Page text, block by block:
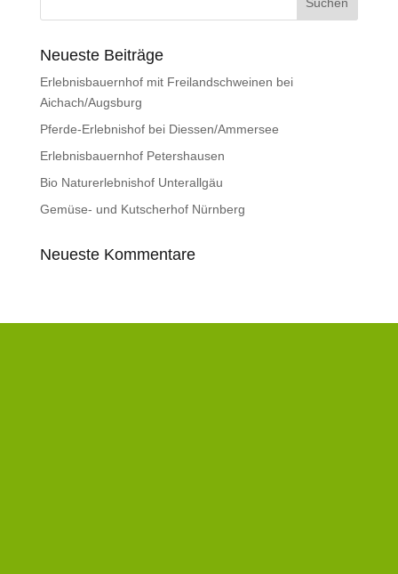
Neueste Beiträge
Erlebnisbauernhof mit Freilandschweinen bei
Aichach/Augsburg
Pferde-Erlebnishof bei Diessen/Ammersee
Erlebnisbauernhof Petershausen
Bio Naturerlebnishof Unterallgäu
Gemüse- und Kutscherhof Nürnberg
Neueste Kommentare